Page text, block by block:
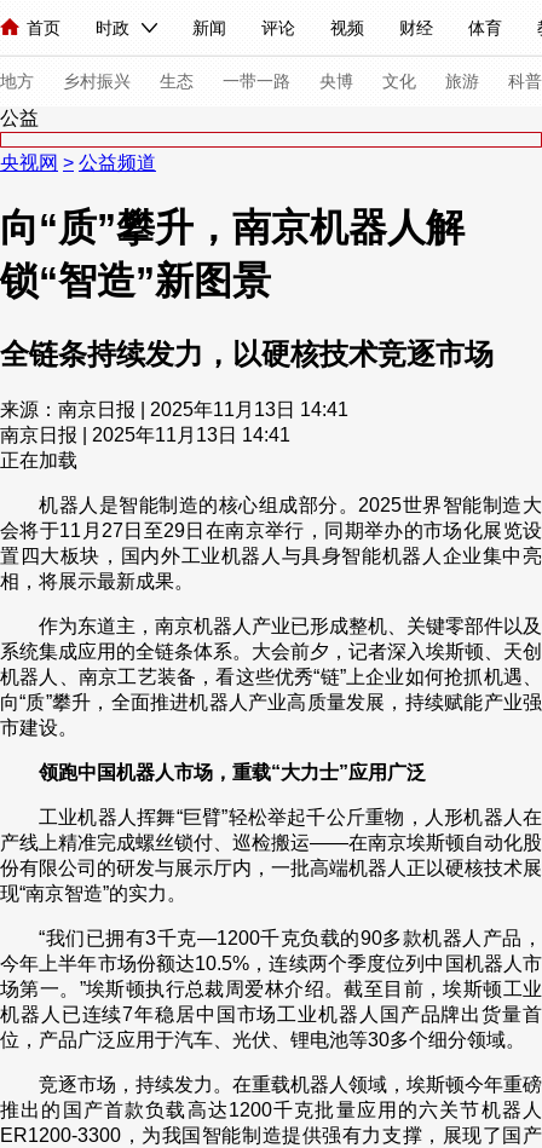
首页 时政 新闻 评论 视频 财经 体育
人民领袖习近平 联播+ 中国领导人 央视快评 习式妙语
直播 栏目大全 节目单 听音 微视频 主持人
海外频道 iPanda English Монгол
地方 乡村振兴 生态 一带一路 央博 文化 旅游 科普
总台春晚 网络春晚
新闻 国内 国际 评论
现场 前线 比划 快看 蓝海中国
VIP会员 CCTV奥林匹克频道 生活体育大会 体育江湖
财经 教育
大国智造 大国展会 大国保险 云顶对话 云起
CCTV.节目官网 直播 节目单 栏目 片库
公益
央视网 > 公益频道
向“质”攀升，南京机器人解
锁“智造”新图景
全链条持续发力，以硬核技术竞逐市场
来源：南京日报 | 2025年11月13日 14:41
南京日报 | 2025年11月13日 14:41
正在加载
机器人是智能制造的核心组成部分。2025世界智能制造大
会将于11月27日至29日在南京举行，同期举办的市场化展览设
置四大板块，国内外工业机器人与具身智能机器人企业集中亮
相，将展示最新成果。
作为东道主，南京机器人产业已形成整机、关键零部件以及
系统集成应用的全链条体系。大会前夕，记者深入埃斯顿、天创
机器人、南京工艺装备，看这些优秀“链”上企业如何抢抓机遇、
向“质”攀升，全面推进机器人产业高质量发展，持续赋能产业强
市建设。
领跑中国机器人市场，重载“大力士”应用广泛
工业机器人挥舞“巨臂”轻松举起千公斤重物，人形机器人在
产线上精准完成螺丝锁付、巡检搬运——在南京埃斯顿自动化股
份有限公司的研发与展示厅内，一批高端机器人正以硬核技术展
现“南京智造”的实力。
“我们已拥有3千克—1200千克负载的90多款机器人产品，
今年上半年市场份额达10.5%，连续两个季度位列中国机器人市
场第一。”埃斯顿执行总裁周爱林介绍。截至目前，埃斯顿工业
机器人已连续7年稳居中国市场工业机器人国产品牌出货量首
位，产品广泛应用于汽车、光伏、锂电池等30多个细分领域。
竞逐市场，持续发力。在重载机器人领域，埃斯顿今年重磅
推出的国产首款负载高达1200千克批量应用的六关节机器人
ER1200-3300，为我国智能制造提供强有力支撑，展现了国产